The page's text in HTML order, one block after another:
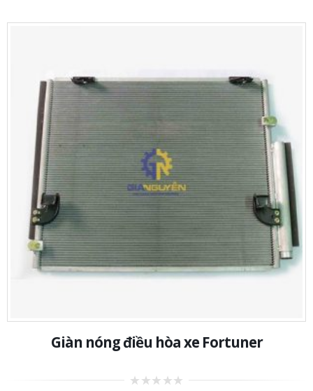
Giàn nóng điều hòa xe Fortuner